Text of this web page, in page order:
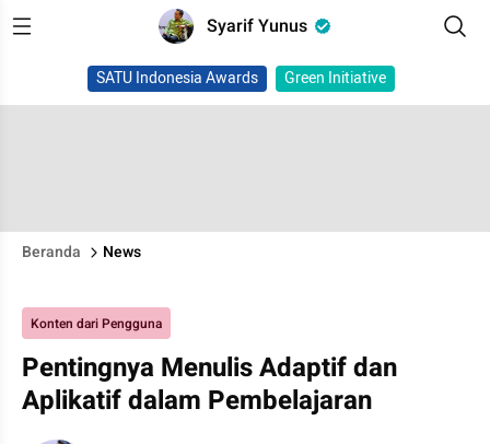
Syarif Yunus
SATU Indonesia Awards Green Initiative
Beranda News
Konten dari Pengguna
Pentingnya Menulis Adaptif dan
Aplikatif dalam Pembelajaran